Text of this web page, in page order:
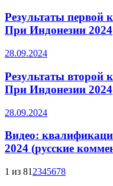
Результаты первой
При Индонезии 2024
28.09.2024
Результаты второй
При Индонезии 2024
28.09.2024
Видео:
2024 (русские
1 из 81 2345678